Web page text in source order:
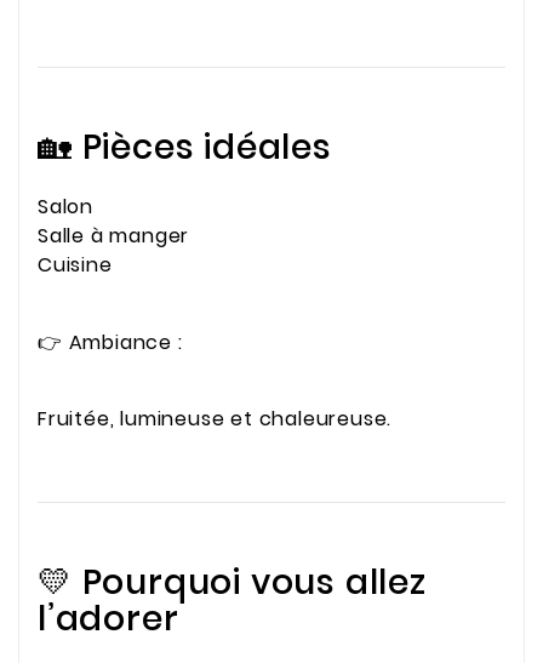
🏡 Pièces idéales
Salon
Salle à manger
Cuisine
👉 Ambiance :
Fruitée, lumineuse et chaleureuse.
💛 Pourquoi vous allez
l’adorer